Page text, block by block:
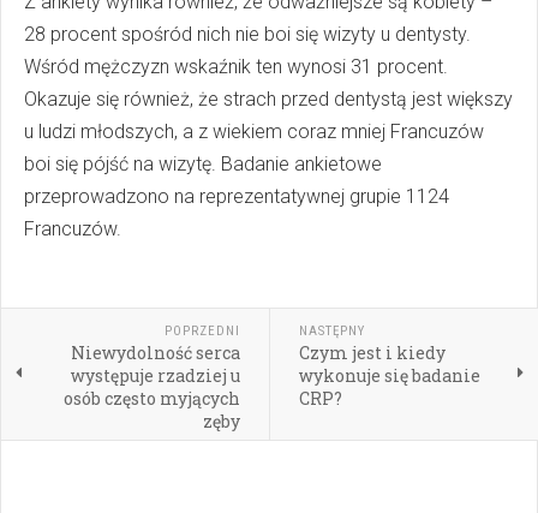
28 procent spośród nich nie boi się wizyty u dentysty.
Wśród mężczyzn wskaźnik ten wynosi 31 procent.
Okazuje się również, że strach przed dentystą jest większy
u ludzi młodszych, a z wiekiem coraz mniej Francuzów
boi się pójść na wizytę. Badanie ankietowe
przeprowadzono na reprezentatywnej grupie 1124
Francuzów.
POPRZEDNI
Niewydolność serca
występuje rzadziej u
osób często myjących
zęby
NASTĘPNY
Czym jest i kiedy
wykonuje się badanie
CRP?